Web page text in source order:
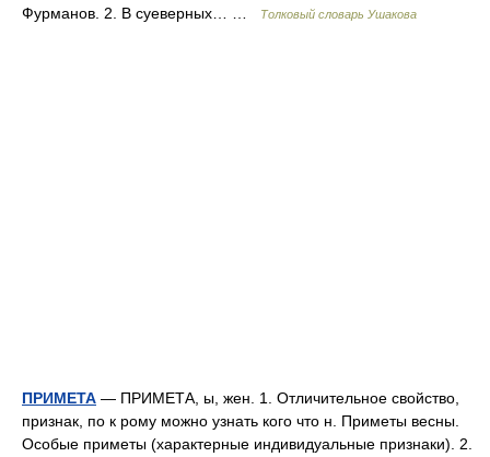
Фурманов. 2. В суеверных… …
Толковый словарь Ушакова
ПРИМЕТА — ПРИМЕТА, ы, жен. 1. Отличительное свойство,
признак, по к рому можно узнать кого что н. Приметы весны.
Особые приметы (характерные индивидуальные признаки). 2.